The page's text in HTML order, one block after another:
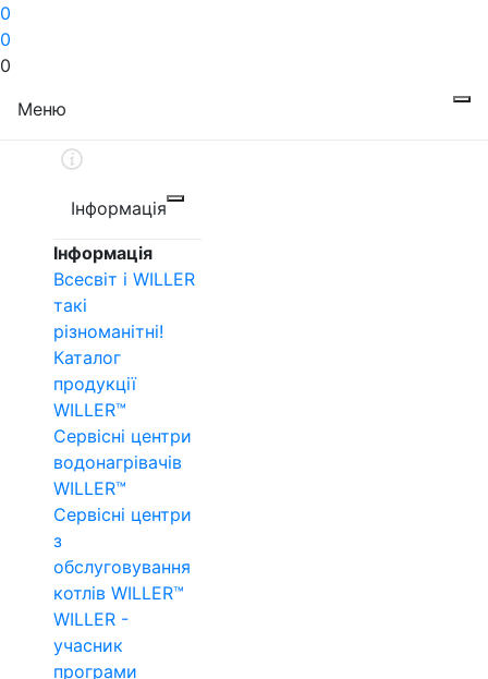
0
0
0
Меню
Інформація
Інформація
Всесвіт і WILLER
такі
різноманітні!
Каталог
продукції
WILLER™
Сервісні центри
водонагрівачів
WILLER™
Сервісні центри
з
обслуговування
котлів WILLER™
WILLER -
учасник
програми